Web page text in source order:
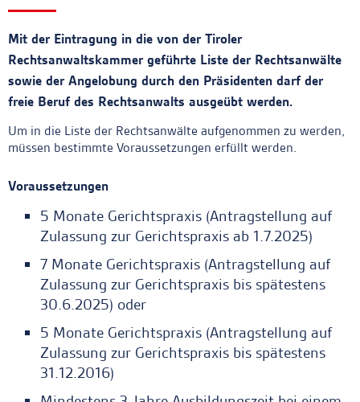
Mit der Eintragung in die von der Tiroler
Rechtsanwaltskammer geführte Liste der Rechtsanwälte
sowie der Angelobung durch den Präsidenten darf der
freie Beruf des Rechtsanwalts ausgeübt werden.
Um in die Liste der Rechtsanwälte aufgenommen zu werden,
müssen bestimmte Voraussetzungen erfüllt werden.
Voraussetzungen
5 Monate Gerichtspraxis (Antragstellung auf
Zulassung zur Gerichtspraxis ab 1.7.2025)
7 Monate Gerichtspraxis (Antragstellung auf
Zulassung zur Gerichtspraxis bis spätestens
30.6.2025) oder
5 Monate Gerichtspraxis (Antragstellung auf
Zulassung zur Gerichtspraxis bis spätestens
31.12.2016)